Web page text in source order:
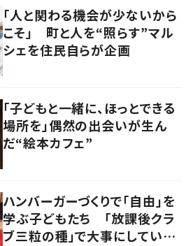
「人と関わる機会が少ないから
こそ」 町と人を“照らす”マル
シェを住民自らが企画
「子どもと一緒に、ほっとできる
場所を」偶然の出会いが生ん
だ“絵本カフェ”
ハンバーガーづくりで「自由」を
学ぶ子どもたち 「放課後クラ
ブ三粒の種」で大事にしている